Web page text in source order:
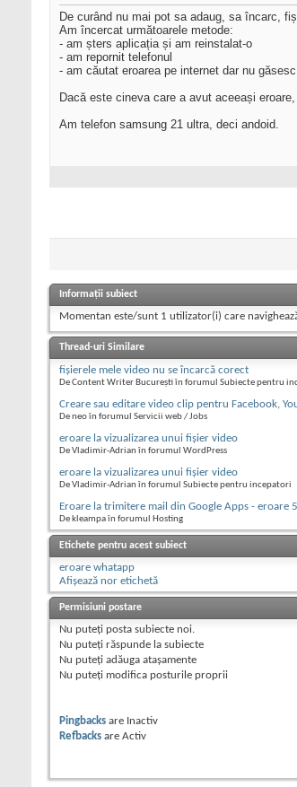
De curând nu mai pot sa adaug, sa încarc,
Am încercat următoarele metode:
- am șters aplicația și am reinstalat-o
- am repornit telefonul
- am căutat eroarea pe internet dar nu
Dacă este cineva care a avut aceeași
Am telefon samsung 21 ultra, deci andoid.
Informații subiect
Momentan este/sunt 1 utilizator(i) care
Thread-uri Similare
fişierele mele video nu se încarcă corect
De Content Writer Bucureşti în forumul Subiecte pentru
Creare sau editare video clip pentru Facebook,
De neo în forumul Servicii web / Jobs
eroare la vizualizarea unui fişier video
De Vladimir-Adrian în forumul WordPress
eroare la vizualizarea unui fişier video
De Vladimir-Adrian în forumul Subiecte pentru incepatori
Eroare la trimitere mail din Google Apps - eroare
De kleampa în forumul Hosting
Etichete pentru acest subiect
eroare whatapp
Afișează nor etichetă
Permisiuni postare
Nu puteţi posta subiecte noi.
Nu puteţi răspunde la subiecte
Nu puteţi adăuga ataşamente
Nu puteţi modifica posturile proprii
Pingbacks are Inactiv
Refbacks are Activ